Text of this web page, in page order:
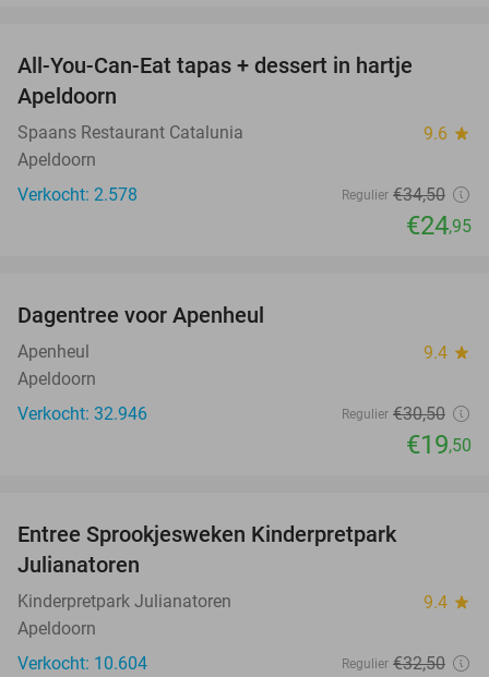
All-You-Can-Eat tapas + dessert in hartje
Apeldoorn
Spaans Restaurant Catalunia 9.6 star
Apeldoorn
Verkocht: 2.578
Regulier €34,50
€24,95
Dagentree voor Apenheul
Apenheul 9.4 star
Apeldoorn
Verkocht: 32.946
Regulier €30,50
€19,50
Entree Sprookjesweken Kinderpretpark
Julianatoren
Kinderpretpark Julianatoren 9.4 star
Apeldoorn
Verkocht: 10.604
Regulier €32,50